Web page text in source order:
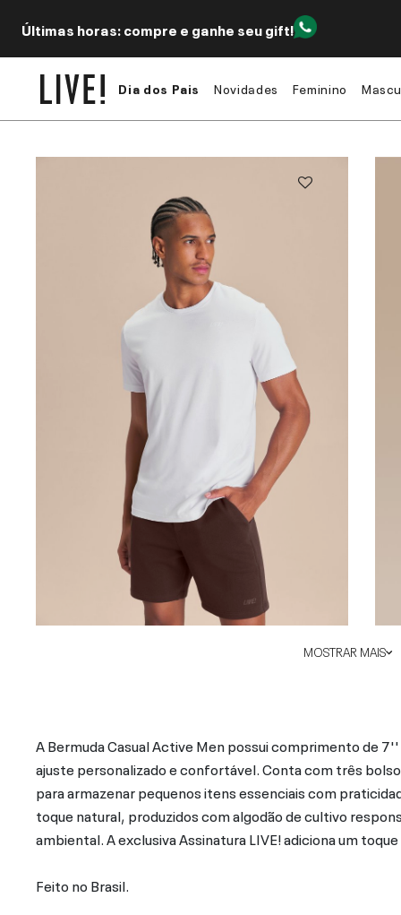
Últimas horas: compre e ganhe seu gift!
Dia dos Pais Novidades Feminino
MOSTRAR MAIS
A Bermuda Casual Active Men possui comprimento de
ajuste personalizado e confortável. Conta com três
para armazenar pequenos itens essenciais com
toque natural, produzidos com algodão de cultivo
ambiental. A exclusiva Assinatura LIVE! adiciona um
Feito no Brasil.